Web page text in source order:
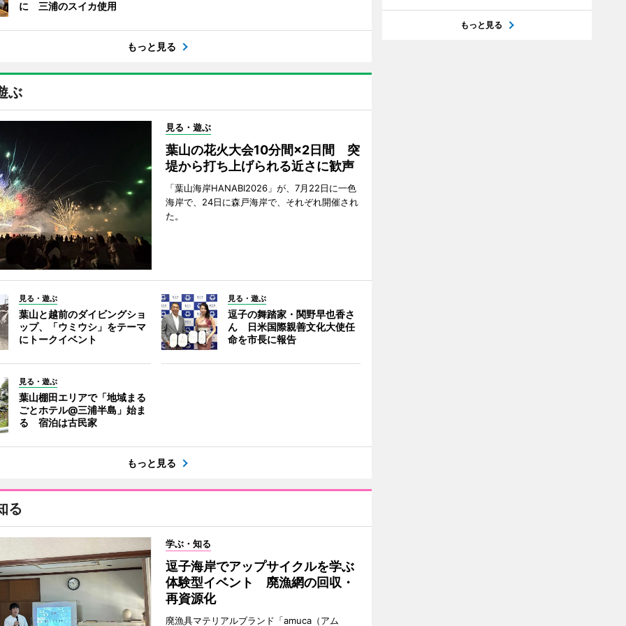
に 三浦のスイカ使用
もっと見る
ぶ
見る・遊ぶ
葉山の花火大会10分間×2日間 突
堤から打ち上げられる近さに歓声
「葉山海岸HANABI2026」が、7月22日に一色
海岸で、24日に森戸海岸で、それぞれ開催され
た。
見る・遊ぶ
葉山と越前のダイビングショ
ップ、「ウミウシ」をテーマ
にトークイベント
見る・遊ぶ
逗子の舞踏家・関野早也香さ
ん 日米国際親善文化大使任
命を市長に報告
見る・遊ぶ
葉山棚田エリアで「地域まる
ごとホテル@三浦半島」始ま
る 宿泊は古民家
もっと見る
る
学ぶ・知る
逗子海岸でアップサイクルを学ぶ
体験型イベント 廃漁網の回収・
再資源化
廃漁具マテリアルブランド「amuca（アム
もっと見る